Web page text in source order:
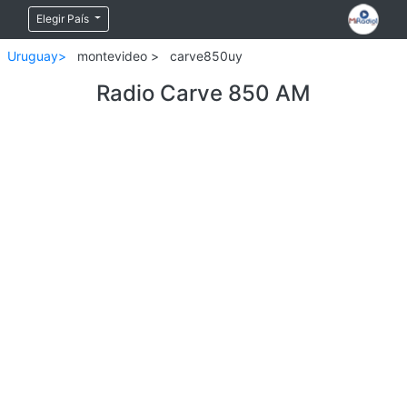
Elegir País
Uruguay> montevideo > carve850uy
Radio Carve 850 AM